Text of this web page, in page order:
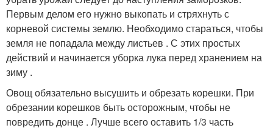
Первым делом его нужно выкопать и стряхнуть с
корневой системы землю. Необходимо стараться, чтобы
земля не попадала между листьев . С этих простых
действий и начинается уборка лука перед хранением на
зиму .
Овощ обязательно высушить и обрезать корешки. При
обрезании корешков быть осторожным, чтобы не
повредить донце . Лучше всего оставить 1/3 часть